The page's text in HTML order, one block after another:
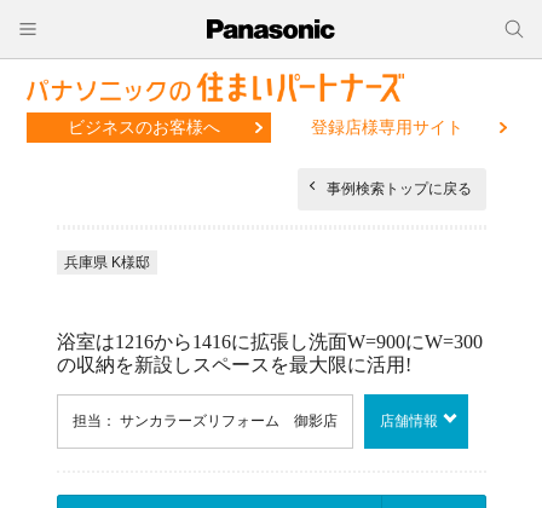
ビジネスのお客様へ 登録店様専用サイト
事例検索トップに戻る
兵庫県 K様邸
浴室は1216から1416に拡張し洗面W=900にW=300
の収納を新設しスペースを最大限に活用!
担当： サンカラーズリフォーム 御影店 店舗情報